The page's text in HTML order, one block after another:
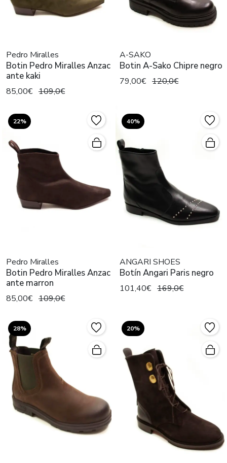
Pedro Miralles
Botin Pedro Miralles Anzac
ante kaki
85,00€ 109,0€
A-SAKO
Botin A-Sako Chipre negro
79,00€ 120,0€
22%
Pedro Miralles
Botin Pedro Miralles Anzac
ante marron
85,00€ 109,0€
40%
ANGARI SHOES
Botín Angari Paris negro
101,40€ 169,0€
28% 20%